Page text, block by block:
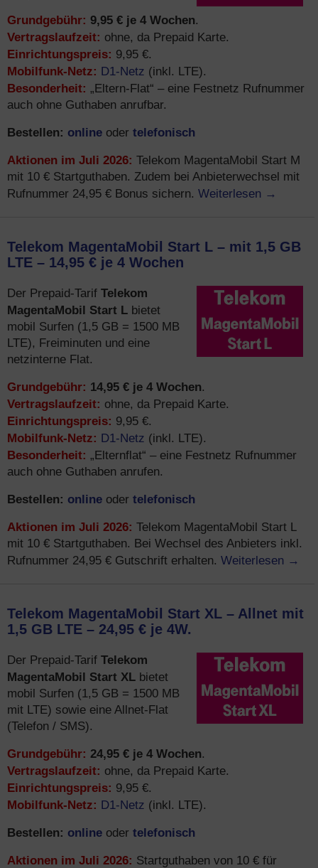
Grundgebühr: 9,95 € je 4 Wochen.
Vertragslaufzeit: ohne, da Prepaid Karte.
Einrichtungspreis: 9,95 €.
Mobilfunk-Netz: D1-Netz (inkl. LTE).
Besonderheit: „Eltern-Flat“ – eine Festnetz Rufnummer
auch ohne Guthaben anrufbar.
Bestellen: online oder telefonisch
Aktionen im Juli 2026: Telekom MagentaMobil Start M
mit 10 € Startguthaben. Zudem bei Anbieterwechsel mit
Rufnummer 24,95 € Bonus sichern. Weiterlesen →
Telekom MagentaMobil Start L – mit 1,5 GB
LTE – 14,95 € je 4 Wochen
Der Prepaid-Tarif Telekom
MagentaMobil Start L bietet
mobil Surfen (1,5 GB = 1500 MB
LTE), Freiminuten und eine
netzinterne Flat.
Grundgebühr: 14,95 € je 4 Wochen.
Vertragslaufzeit: ohne, da Prepaid Karte.
Einrichtungspreis: 9,95 €.
Mobilfunk-Netz: D1-Netz (inkl. LTE).
Besonderheit: „Elternflat“ – eine Festnetz Rufnummer
auch ohne Guthaben anrufen.
Bestellen: online oder telefonisch
Aktionen im Juli 2026: Telekom MagentaMobil Start L
mit 10 € Startguthaben. Bei Wechsel des Anbieters inkl.
Rufnummer 24,95 € Gutschrift erhalten. Weiterlesen →
Telekom MagentaMobil Start XL – Allnet mit
1,5 GB LTE – 24,95 € je 4W.
Der Prepaid-Tarif Telekom
MagentaMobil Start XL bietet
mobil Surfen (1,5 GB = 1500 MB
mit LTE) sowie eine Allnet-Flat
(Telefon / SMS).
Grundgebühr: 24,95 € je 4 Wochen.
Vertragslaufzeit: ohne, da Prepaid Karte.
Einrichtungspreis: 9,95 €.
Mobilfunk-Netz: D1-Netz (inkl. LTE).
Bestellen: online oder telefonisch
Aktionen im Juli 2026: Startguthaben von 10 € für